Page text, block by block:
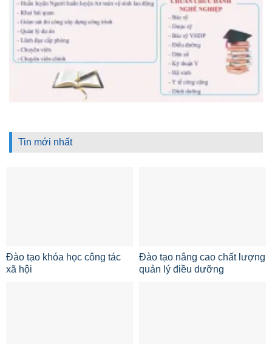
Tin mới nhất
Đào tạo khóa học công tác
xã hội
Đào tạo nâng cao chất lượng
quản lý điều dưỡng